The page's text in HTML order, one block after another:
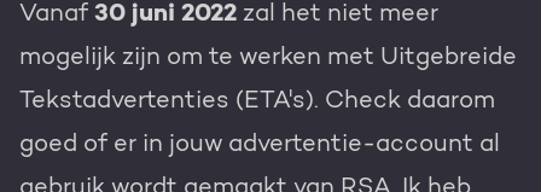
Vanaf 30 juni 2022 zal het niet meer
mogelijk zijn om te werken met Uitgebreide
Tekstadvertenties (ETA's). Check daarom
goed of er in jouw advertentie-account al